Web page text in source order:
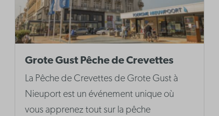
Grote Gust Pêche de Crevettes
La Pêche de Crevettes de Grote Gust à
Nieuport est un événement unique où
vous apprenez tout sur la pêche